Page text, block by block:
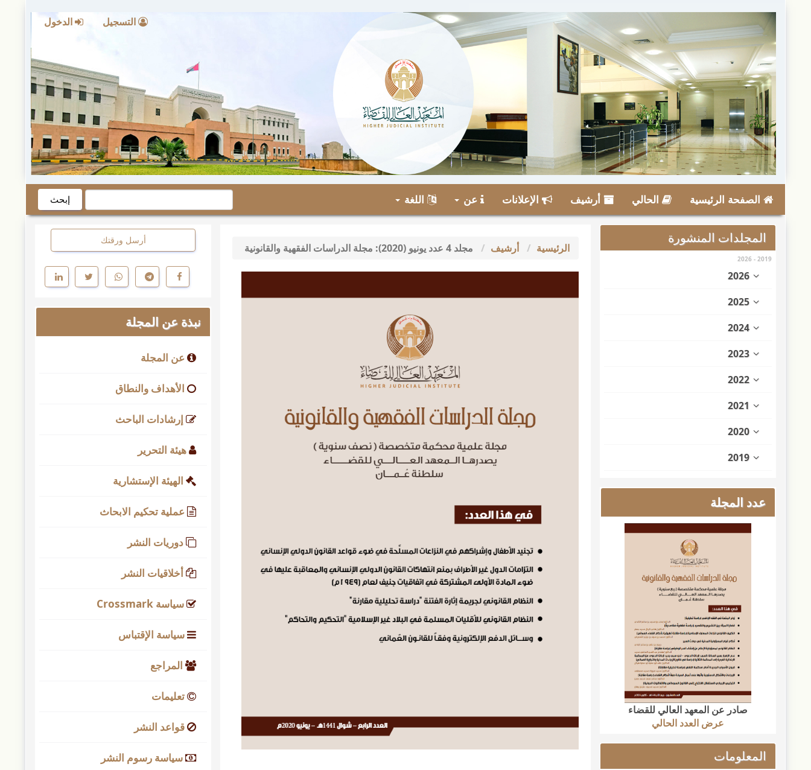
التسجيل الدخول
الصفحة الرئيسية الحالي أرشيف الإعلانات عن اللغة إبحث
المجلدات المنشورة
2019 - 2026
2026
2025
2024
2023
2022
2021
2020
2019
عدد المجلة
صادر عن المعهد العالي للقضاء
عرض العدد الحالي
المعلومات
الرئيسية أرشيف مجلد 4 عدد يونيو (2020): مجلة الدراسات الفقهية والقانونية
أرسل ورقتك
نبذة عن المجلة
عن المجلة
الأهداف والنطاق
إرشادات الباحث
هيئة التحرير
الهيئة الإستشارية
عملية تحكيم الابحاث
دوريات النشر
أخلاقيات النشر
سياسة Crossmark
سياسة الإقتباس
المراجع
تعليمات
قواعد النشر
سياسة رسوم النشر